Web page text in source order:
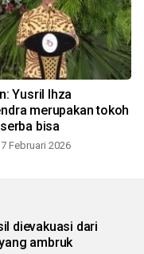
Yusril Ihza
merupakan tokoh
bisa
Februari 2026
dievakuasi dari
ambruk